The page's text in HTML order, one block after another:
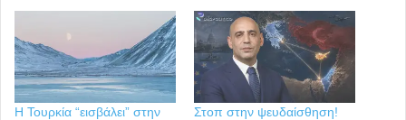
H Τουρκία “εισβάλει” στην
Στοπ στην ψευδαίσθηση!